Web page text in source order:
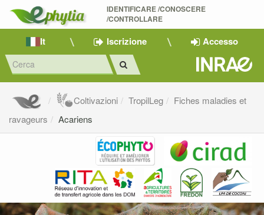
IDENTIFICARE /CONOSCERE
/CONTROLLARE
It Iscrizione Accesso
Coltivazioni TropilLeg
Fiches maladies et
ravageurs
Acariens